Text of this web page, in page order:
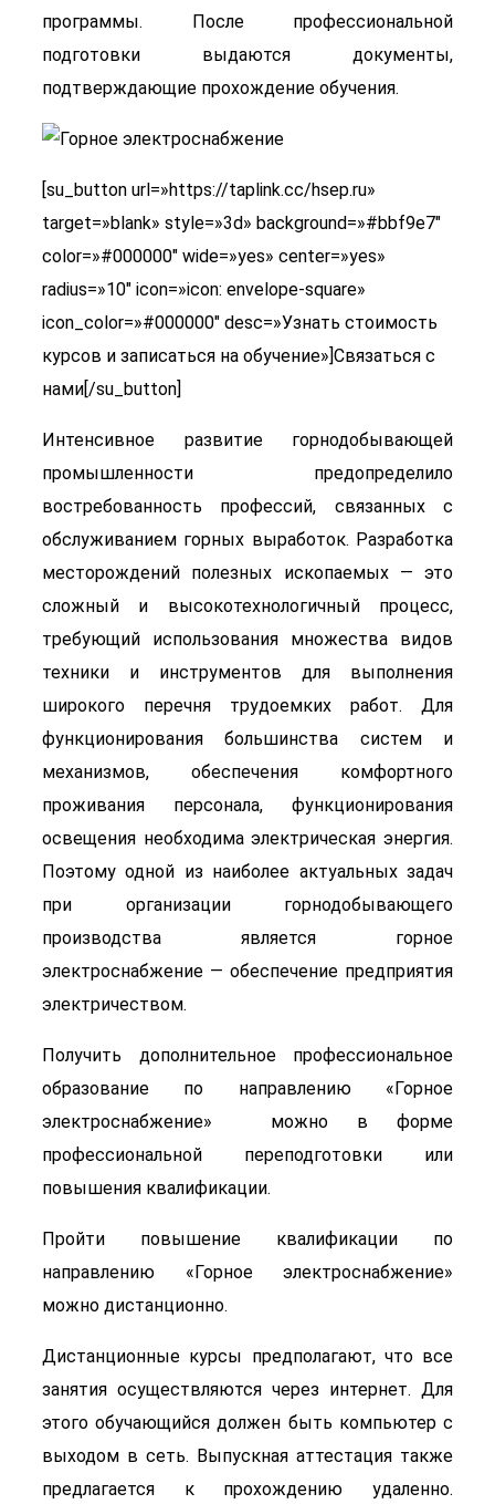
программы. После профессиональной
подготовки выдаются документы,
подтверждающие прохождение обучения.
[su_button url=»https://taplink.cc/hsep.ru»
target=»blank» style=»3d» background=»#bbf9e7″
color=»#000000″ wide=»yes» center=»yes»
radius=»10″ icon=»icon: envelope-square»
icon_color=»#000000″ desc=»Узнать стоимость
курсов и записаться на обучение»]Связаться с
нами[/su_button]
Интенсивное развитие горнодобывающей
промышленности предопределило
востребованность профессий, связанных с
обслуживанием горных выработок. Разработка
месторождений полезных ископаемых — это
сложный и высокотехнологичный процесс,
требующий использования множества видов
техники и инструментов для выполнения
широкого перечня трудоемких работ. Для
функционирования большинства систем и
механизмов, обеспечения комфортного
проживания персонала, функционирования
освещения необходима электрическая энергия.
Поэтому одной из наиболее актуальных задач
при организации горнодобывающего
производства является горное
электроснабжение — обеспечение предприятия
электричеством.
Получить дополнительное профессиональное
образование по направлению «Горное
электроснабжение» можно в форме
профессиональной переподготовки или
повышения квалификации.
Пройти повышение квалификации по
направлению «Горное электроснабжение»
можно дистанционно.
Дистанционные курсы предполагают, что все
занятия осуществляются через интернет. Для
этого обучающийся должен быть компьютер с
выходом в сеть. Выпускная аттестация также
предлагается к прохождению удаленно.